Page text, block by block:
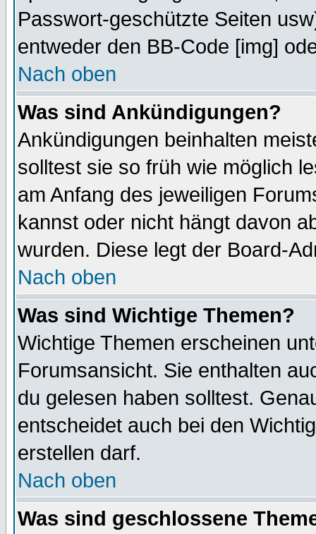
Passwort-geschützte Seiten
entweder den BB-Code [img]
Nach oben
Was sind Ankündigungen?
Ankündigungen beinhalten
solltest sie so früh wie möglich
am Anfang des jeweiligen
kannst oder nicht hängt davon
wurden. Diese legt der Board-
Nach oben
Was sind Wichtige Themen?
Wichtige Themen erscheinen
Forumsansicht. Sie enthalten
du gelesen haben solltest.
entscheidet auch bei den
erstellen darf.
Nach oben
Was sind geschlossene